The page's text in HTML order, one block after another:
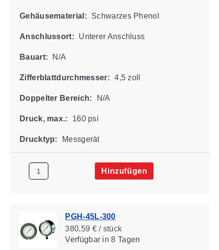
Gehäusematerial: Schwarzes Phenol
Anschlussort: Unterer Anschluss
Bauart: N/A
Zifferblattdurchmesser: 4,5 zoll
Doppelter Bereich: N/A
Druck, max.: 160 psi
Drucktyp: Messgerät
Hinzufügen
PGH-45L-300
380,59 € / stück
Verfügbarin 8 Tagen